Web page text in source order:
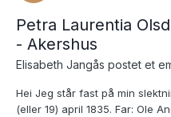
Petra Laurentia
- Akershus
Elisabeth Jangås postet et
Hei Jeg står fast på min
(eller 19) april 1835. Far: Ole